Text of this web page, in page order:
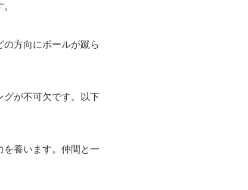
方向にボールが蹴ら
グが不可欠です。以下
養います。仲間と一